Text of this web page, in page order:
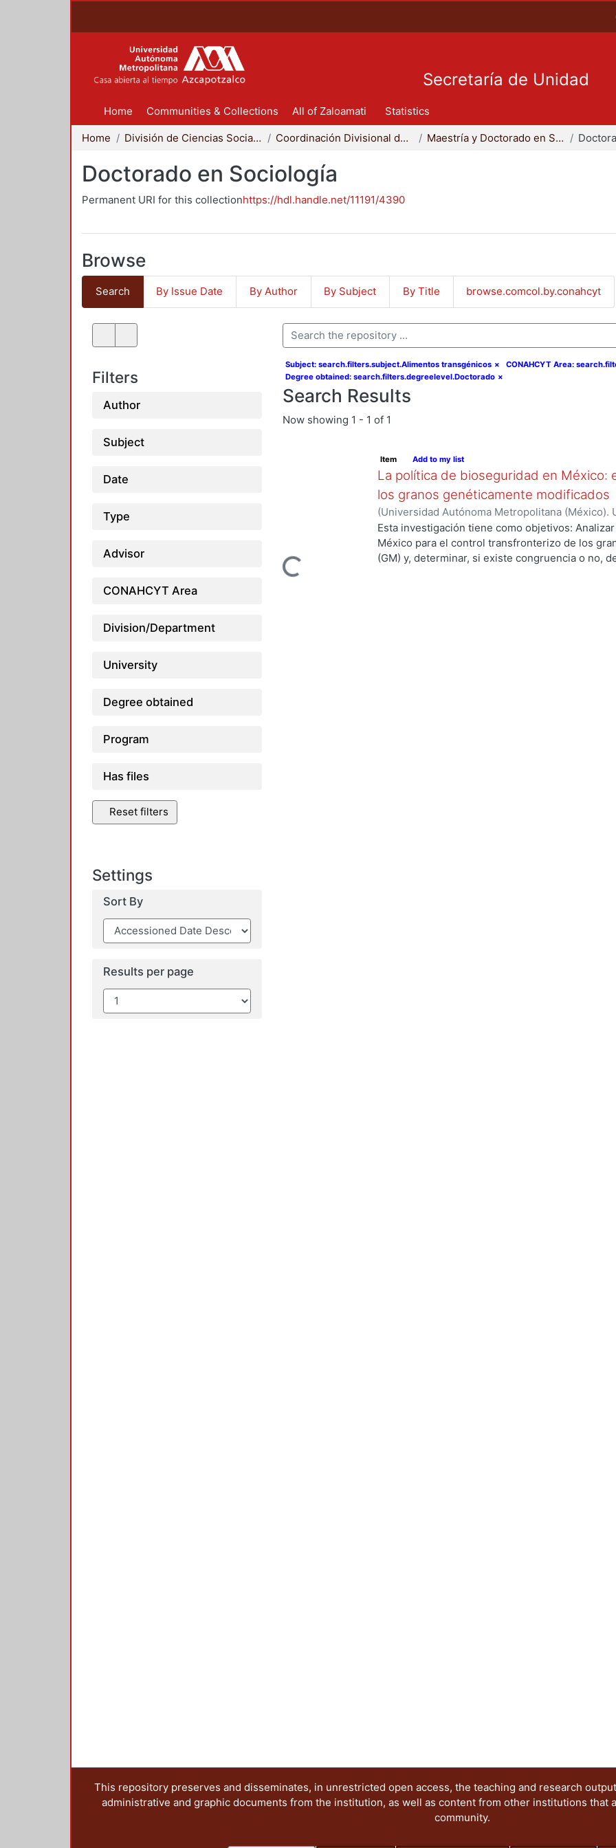
Secretaría de Unidad
Home Communities & Collections All of Zaloamati Statistics
Home División de Ciencias Sociales y Humanidades Coordinación Divisional de Posgrado Maestría y Doctorado en Sociología
Doctorado en Sociología
Permanent URI for this collectionhttps://hdl.handle.net/11191/4390
Browse
Search By Issue Date By Author By Subject By Title browse.comcol.by.conahcyt
Filters
Author
Subject
Date
Type
Advisor
CONAHCYT Area
Division/Department
University
Degree obtained
Program
Has files
Reset filters
Settings
Sort By
Results per page
Subject: search.filters.subject.Alimentos transgénicos × CONAHCYT Area:
Degree obtained: search.filters.degreelevel.Doctorado ×
Search Results
Now showing 1 - 1 of 1
Loading...
Item Add to my list
La política de bioseguridad en
los granos genéticamente modificados
(Universidad Autónoma Metropolitana (México).
de Servicios de Información.,2013-10-30)
Esta investigación tiene como objetivos:
México para el control transfronterizo de los
(GM) y, determinar, si existe congruencia o no,
This repository preserves and disseminates, in unrestricted open access, the teaching and research
administrative and graphic documents from the institution, as well as content from other institutions that
community.